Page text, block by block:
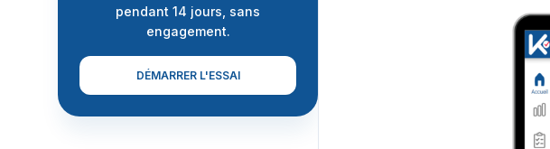
pendant 14 jours, sans
engagement.
DÉMARRER L'ESSAI